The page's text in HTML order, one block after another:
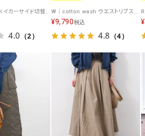
Hymn LIPA｜ベイカーサイド切替スカート [[IZK26026]][F]
4.0 （2）
W｜cotton wash ウエストリブスカート [[IZK24025]][F]
¥9,790税込
4.8 （4）
¥